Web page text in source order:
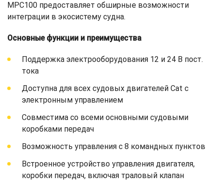
MPC100 предоставляет обширные возможности
интеграции в экосистему судна.
Основные функции и преимущества
Поддержка электрооборудования 12 и 24 В пост.
тока
Доступна для всех судовых двигателей Cat с
электронным управлением
Совместима со всеми основными судовыми
коробками передач
Возможность управления с 8 командных пунктов
Встроенное устройство управления двигателя,
коробки передач, включая траловый клапан